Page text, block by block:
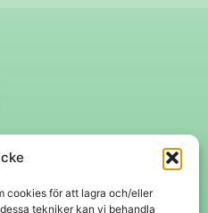
cookies för att lagra och/eller
tekniker kan vi behandla
Mastercard Swish